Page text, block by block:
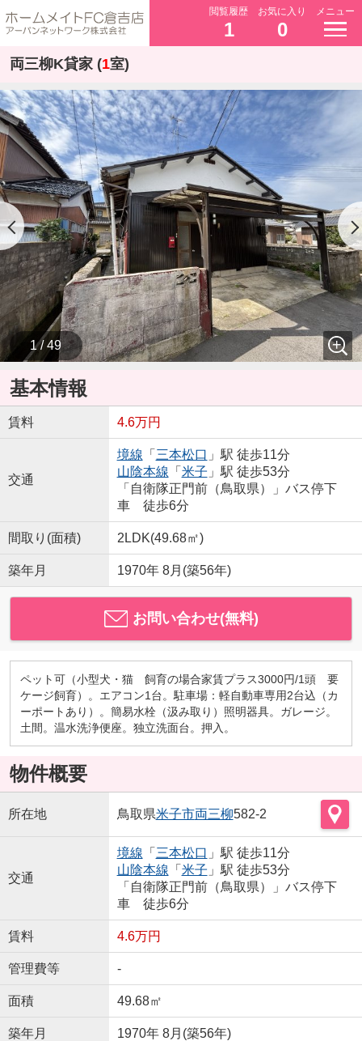
閲覧履歴
1
お気に入り
0
メニュー
両三柳K貸家 (1室)
1 / 49
基本情報
賃料 4.6万円
交通
境線 「 三本松口 」駅 徒歩11分
山陰本線 「 米子 」駅 徒歩53分
「自衛隊正門前（鳥取県）」バス停下
車 徒歩6分
間取り(面積) 2LDK(49.68㎡)
築年月 1970年 8月(築56年)
お問い合わせ(無料)
ペット可（小型犬・猫 飼育の場合家賃プラス3000円/1頭 要
ケージ飼育）。エアコン1台。駐車場：軽自動車専用2台込（カ
ーポートあり）。簡易水栓（汲み取り）照明器具。ガレージ。
土間。温水洗浄便座。独立洗面台。押入。
物件概要
所在地 鳥取県米子市両三柳582-2
交通
境線 「 三本松口 」駅 徒歩11分
山陰本線 「 米子 」駅 徒歩53分
「自衛隊正門前（鳥取県）」バス停下
車 徒歩6分
賃料 4.6万円
管理費等 -
面積 49.68㎡
築年月 1970年 8月(築56年)